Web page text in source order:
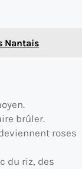
Nantais
brûler.
roses
du riz, des